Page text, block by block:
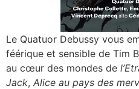
Le Quatuor Debussy vous
féérique et sensible de Tim
au cœur des mondes de
Jack, Alice au pays des